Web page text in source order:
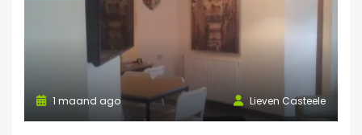
Lieven Casteele
1 maand ago